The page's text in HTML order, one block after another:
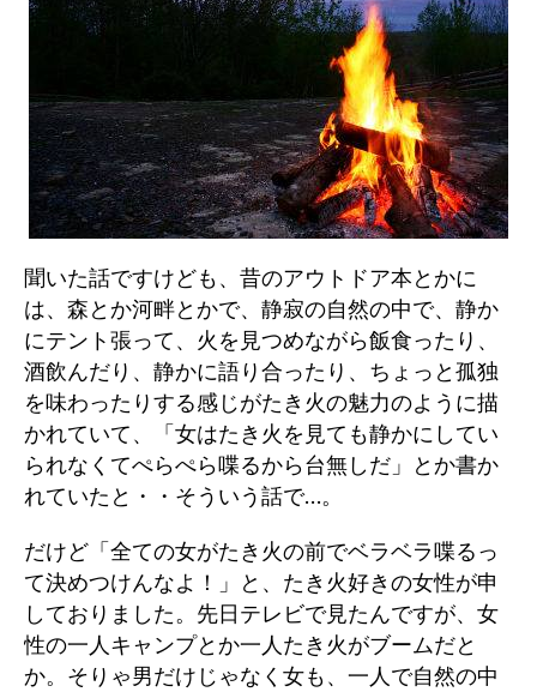
聞いた話ですけども、昔のアウトドア本とかに
は、森とか河畔とかで、静寂の自然の中で、静か
にテント張って、火を見つめながら飯食ったり、
酒飲んだり、静かに語り合ったり、ちょっと孤独
を味わったりする感じがたき火の魅力のように描
かれていて、「女はたき火を見ても静かにしてい
られなくてぺらぺら喋るから台無しだ」とか書か
れていたと・・そういう話で…。
だけど「全ての女がたき火の前でベラベラ喋るっ
て決めつけんなよ！」と、たき火好きの女性が申
しておりました。先日テレビで見たんですが、女
性の一人キャンプとか一人たき火がブームだと
か。そりゃ男だけじゃなく女も、一人で自然の中